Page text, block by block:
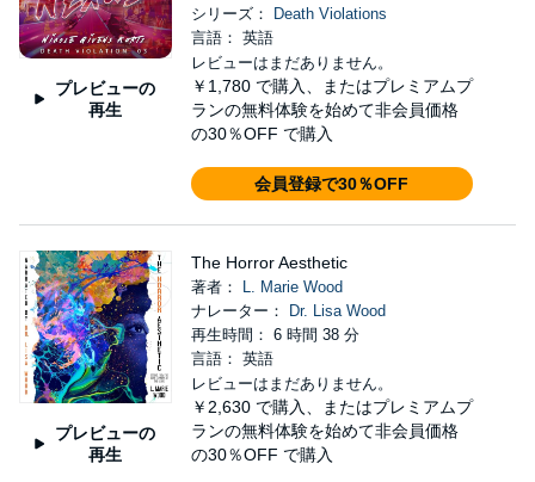
プレビューの
再生
シリーズ：
Death Violations
言語： 英語
レビューはまだありません。
￥1,780 で購入、またはプレミアムプ
ランの無料体験を始めて非会員価格
の30％OFF で購入
会員登録で30％OFF
プレビューの
再生
The Horror Aesthetic
著者：
L. Marie Wood
ナレーター：
Dr. Lisa Wood
再生時間： 6 時間 38 分
言語： 英語
レビューはまだありません。
￥2,630 で購入、またはプレミアムプ
ランの無料体験を始めて非会員価格
の30％OFF で購入